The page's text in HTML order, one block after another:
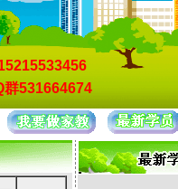
15215533456
群531664674